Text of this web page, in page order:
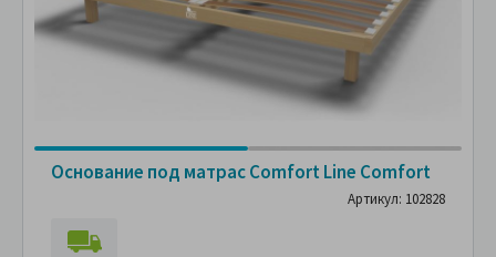
Основание под матрас Comfort Line Comfort
Артикул: 102828